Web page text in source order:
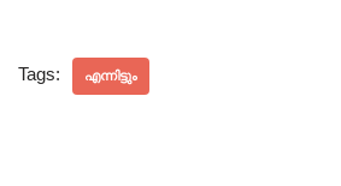
Tags: എന്നിട്ടും